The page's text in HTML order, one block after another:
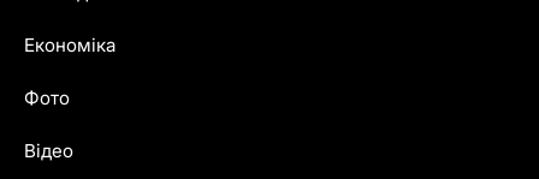
Економіка
Фото
Відео